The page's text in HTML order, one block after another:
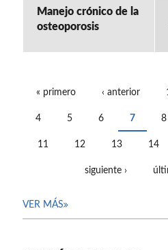
Manejo crónico de la
osteoporosis
« primero ‹ anterior
4 5 6 7 8
11 12 13 14
siguiente ›
VER MÁS